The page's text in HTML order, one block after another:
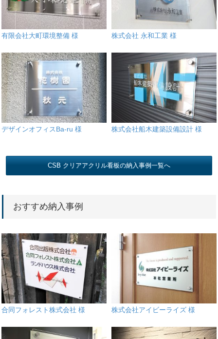
有限会社大町環境整備 様 株式会社 永和工業 様
デザインオフィスBa-ru 様 株式会社船木建築設備設計 様
CSB クリアアクリル看板の納入事例一覧へ
おすすめ納入事例
合同フォレスト株式会社 様 株式会社アイビーライズ 様